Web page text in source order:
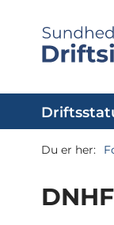
Du er her: